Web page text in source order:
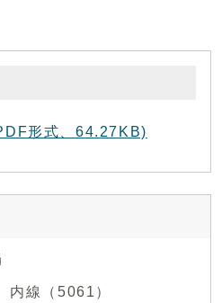
形式、64.27KB)
線（5061）